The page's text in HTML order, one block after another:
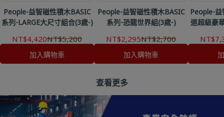
數學小神童就是從小玩磁
性積木!
People-益智磁性積木BASIC
系列-LARGE大尺寸組合(3歲-)
NT$4,420NT$5,200
加入購物車
數學小神童就是從小玩磁
性積木!
People-益智磁性積木BASIC
系列-恐龍世界組(3歲-)
NT$2,295NT$2,700
加入購物車
People-
道超級豪
查看更多